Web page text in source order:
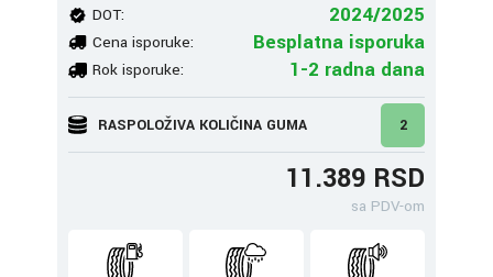
DOT: 2024/2025
Cena isporuke: Besplatna isporuka
Rok isporuke: 1-2 radna dana
RASPOLOŽIVA KOLIČINA GUMA 2
11.389 RSD
sa PDV-om